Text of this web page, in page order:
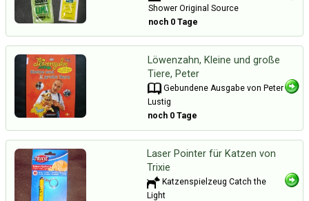
Shower Original Source
noch 0 Tage
Löwenzahn, Kleine und große
Tiere, Peter
Gebundene Ausgabe von Peter
Lustig
noch 0 Tage
Laser Pointer für Katzen von
Trixie
Katzenspielzeug Catch the
Light